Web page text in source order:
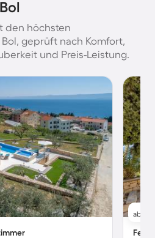
den höchsten
geprüft nach Komfort,
und Preis-Leistung.
ab